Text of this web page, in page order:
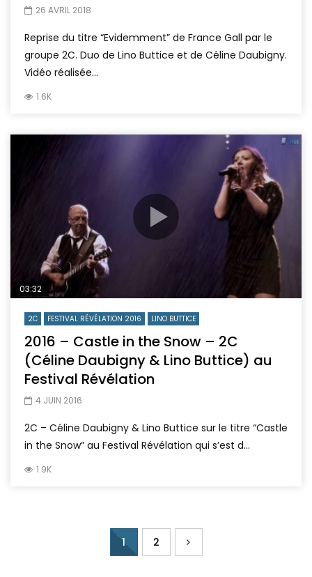
26 AVRIL 2018
Reprise du titre “Evidemment” de France Gall par le
groupe 2C. Duo de Lino Buttice et de Céline Daubigny.
Vidéo réalisée...
1.6K
03:32
2C FESTIVAL RÉVÉLATION 2016 LINO BUTTICE
2016 – Castle in the Snow – 2C
(Céline Daubigny & Lino Buttice) au
Festival Révélation
4 JUIN 2016
2C – Céline Daubigny & Lino Buttice sur le titre “Castle
in the Snow” au Festival Révélation qui s’est d...
1.9K
1 2